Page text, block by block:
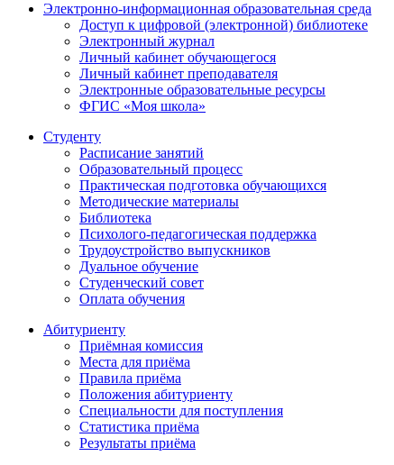
Электронно-информационная образовательная среда
Доступ к цифровой (электронной) библиотеке
Электронный журнал
Личный кабинет обучающегося
Личный кабинет преподавателя
Электронные образовательные ресурсы
ФГИС «Моя школа»
Студенту
Расписание занятий
Образовательный процесс
Практическая подготовка обучающихся
Методические материалы
Библиотека
Психолого-педагогическая поддержка
Трудоустройство выпускников
Дуальное обучение
Студенческий совет
Оплата обучения
Абитуриенту
Приёмная комиссия
Места для приёма
Правила приёма
Положения абитуриенту
Специальности для поступления
Статистика приёма
Результаты приёма